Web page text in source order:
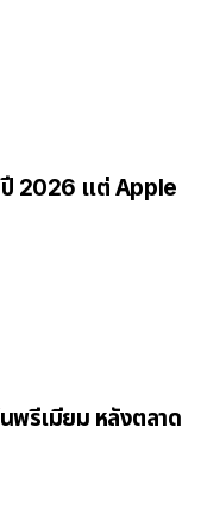
ปี 2026 แต่ Apple
พรีเมียม หลังตลาด